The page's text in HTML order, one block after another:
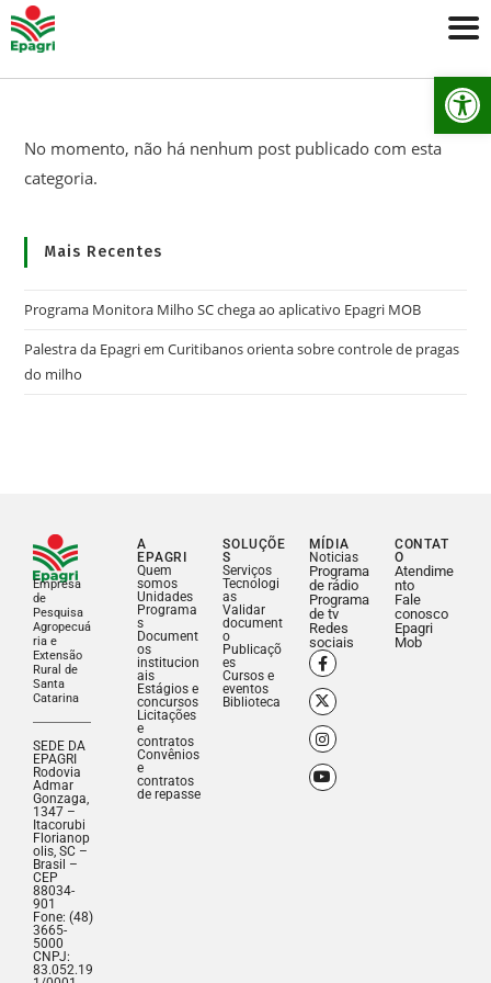
No momento, não há nenhum post publicado com esta
categoria.
Mais Recentes
Programa Monitora Milho SC chega ao aplicativo Epagri MOB
Palestra da Epagri em Curitibanos orienta sobre controle de pragas
do milho
Empresa
de
Pesquisa
Agropecuá
ria e
Extensão
Rural de
Santa
Catarina
SEDE DA
EPAGRI
Rodovia
Admar
Gonzaga,
1347 –
Itacorubi
Florianop
olis, SC –
Brasil –
CEP
88034-
901
Fone: (48)
3665-
5000
CNPJ:
83.052.19
A
EPAGRI
Quem
somos
Unidades
Programa
s
Document
os
institucion
ais
Estágios e
concursos
Licitações
e
contratos
Convênios
e
contratos
de repasse
SOLUÇÕE
S
Serviços
Tecnologi
as
Validar
document
o
Publicaçõ
es
Cursos e
eventos
Biblioteca
MÍDIA
Noticias
Programa
de rádio
Programa
de tv
Redes
sociais
CONTAT
O
Atendime
nto
Fale
conosco
Epagri
Mob